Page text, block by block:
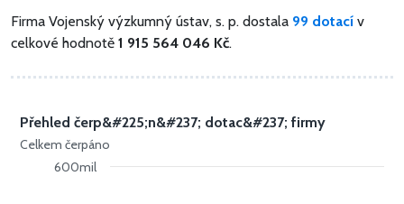
Firma Vojenský výzkumný ústav, s. p. dostala 99 dotací v
celkové hodnotě 1 915 564 046 Kč.
Celkem čerpáno
Přehled čerp&#225;n&#237; dotac&#237; firmy
600mil